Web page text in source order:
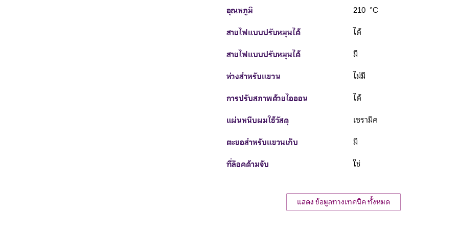
อุณหภูมิ 210 °C
สายไฟแบบปรับหมุนได้ ได้
สายไฟแบบปรับหมุนได้ มี
ห่วงสำหรับแขวน ไม่มี
การปรับสภาพด้วยไอออน ได้
แผ่นหนีบผมใช้วัสดุ เซรามิค
ตะขอสำหรับแขวนเก็บ มี
ที่ล็อคด้ามจับ ใช่
แสดง ข้อมูลทางเทคนิค ทั้งหมด